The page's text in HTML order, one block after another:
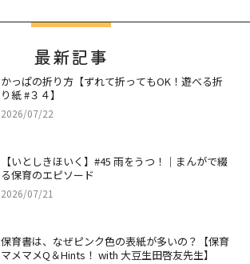
最新記事
かっぱの折り方【ずれて折ってもOK！遊べる折
り紙 #３４】
2026/07/22
【いとしきほいく】#45 雨をうつ！｜まんがで綴
る保育のエピソード
2026/07/21
保育書は、なぜピンク色の表紙が多いの？【保育
マメマメQ＆Hints！ with 大豆生田啓友先生】